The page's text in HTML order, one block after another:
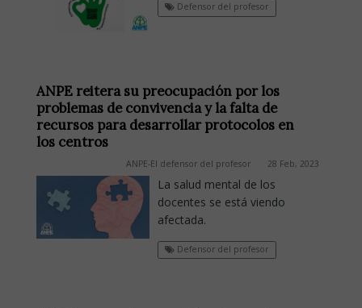
Defensor del profesor
ANPE reitera su preocupación por los
problemas de convivencia y la falta de
recursos para desarrollar protocolos en
los centros
ANPE-El defensor del profesor 28 Feb, 2023
La salud mental de los
docentes se está viendo
afectada.
Defensor del profesor